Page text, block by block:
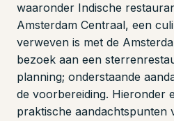
waaronder Indische
Amsterdam Centraal, een
verweven is met de
bezoek aan een
planning; onderstaande
de voorbereiding. Hieronder
praktische aandachtspunten